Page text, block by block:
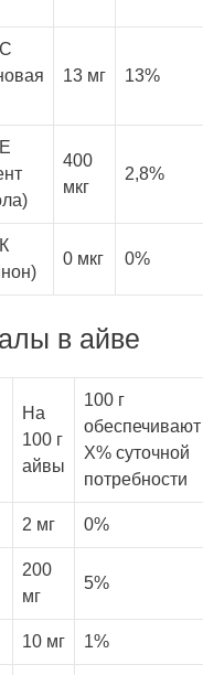
13 мг 13%
400
мкг
2,8%
0 мкг 0%
в айве
На
100 г
айвы
100 г
обеспечивают
X% суточной
потребности
2 мг 0%
200
мг
5%
10 мг 1%